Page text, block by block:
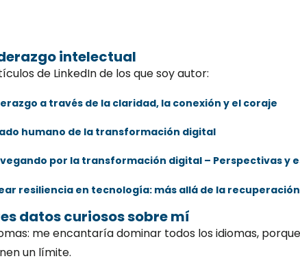
intelectual
de LinkedIn de los que soy autor:
a través de la claridad, la conexión y el coraje
humano de la transformación digital
por la transformación digital – Perspectivas y
resiliencia en tecnología: más allá de la
datos curiosos sobre mí
me encantaría dominar todos los idiomas,
un límite.